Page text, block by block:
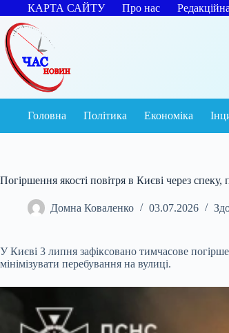
Перейти
до
вмісту
КАРТА САЙТУ Про нас
Головна Політика Економіка
Погіршення якості повітря в Києві через
Домна Коваленко 03.07.2026
У Києві 3 липня зафіксовано тимчасове
мінімізувати перебування на вулиці.